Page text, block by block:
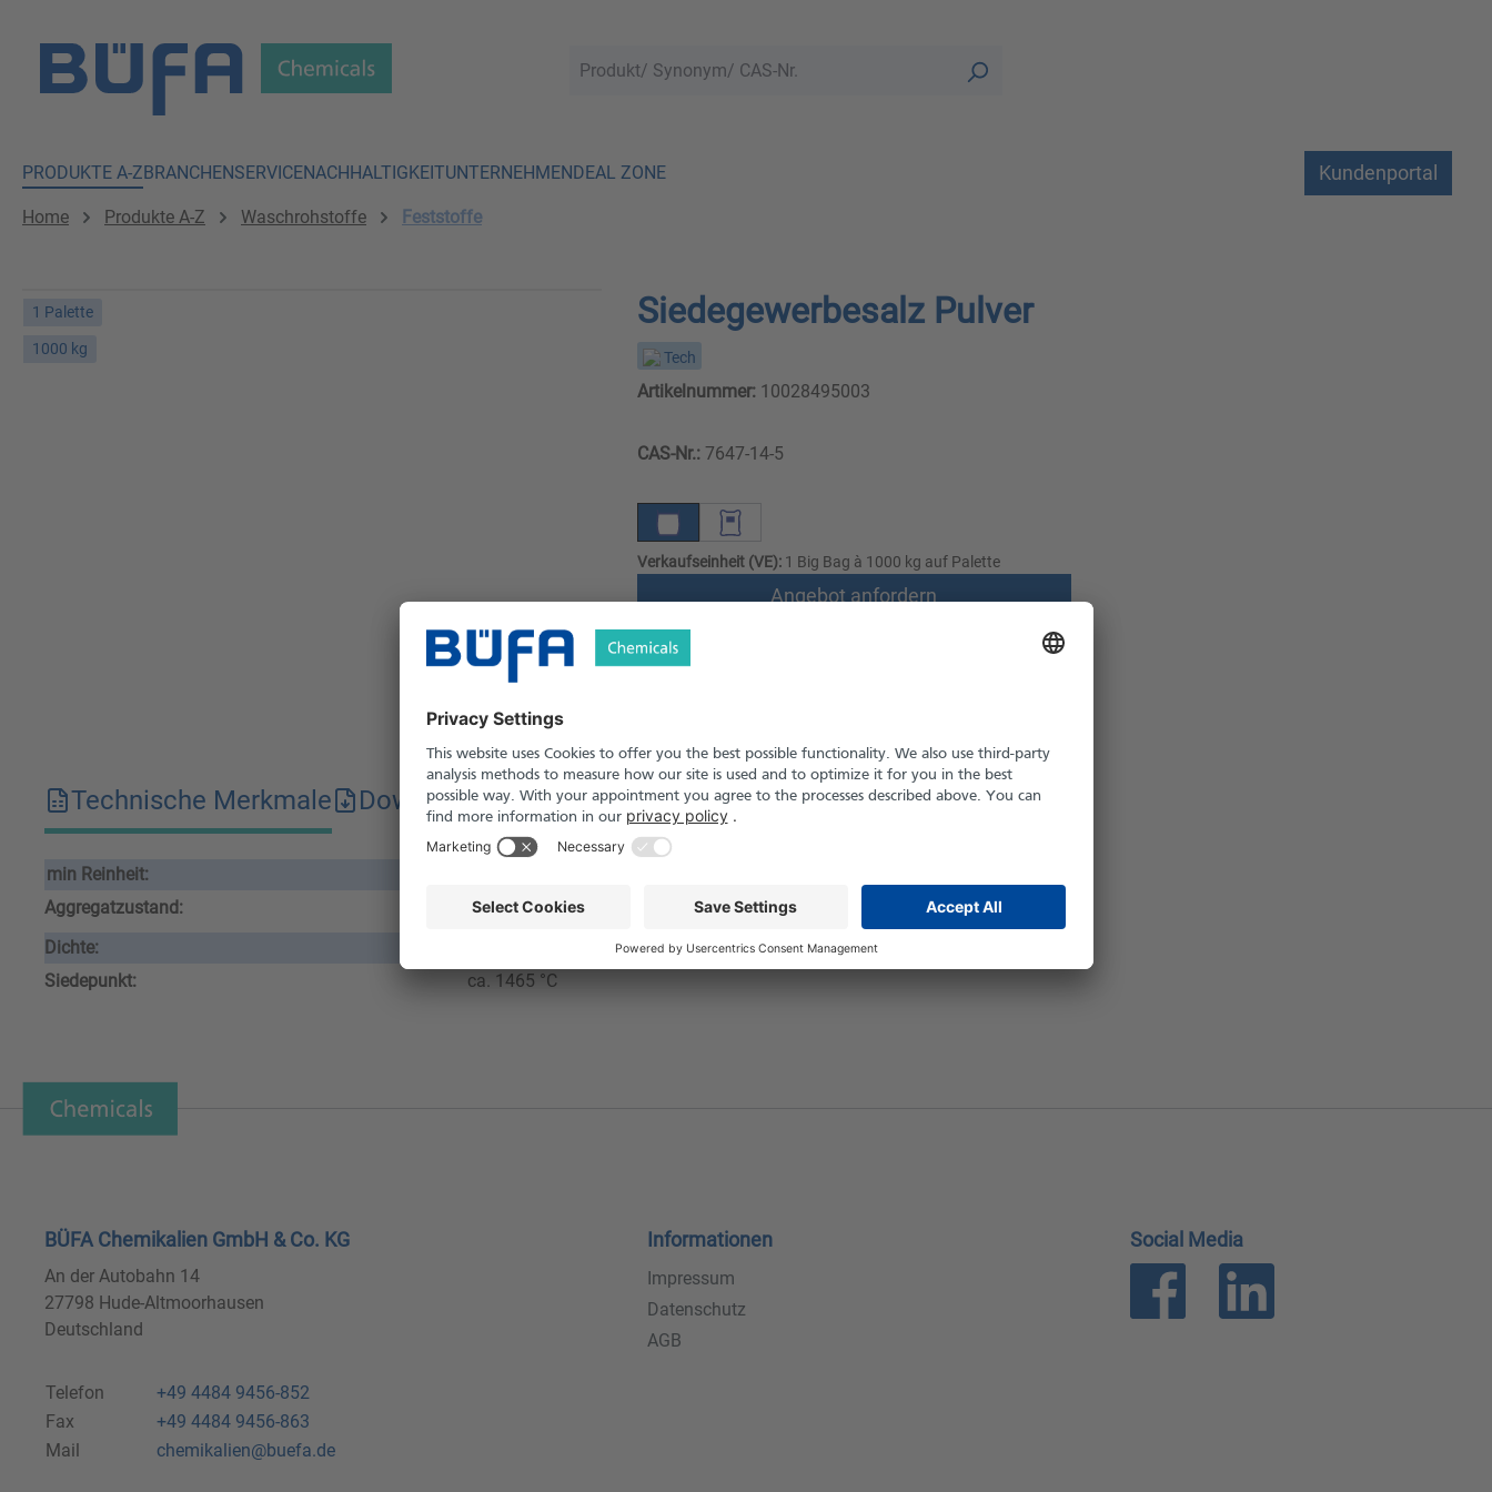
PRODUKTE A-ZBRANCHENSERVICENACHHALTIGKEITUNTERNEHMENDEAL ZONE Kundenportal
Home Produkte A-Z Waschrohstoffe Feststoffe
1 Palette
1000 kg
Siedegewerbesalz Pulver
Tech
Artikelnummer:10028495003
CAS-Nr.:7647-14-5
Verkaufseinheit (VE):1 Big Bag à 1000 kg auf Palette
Angebot anfordern
Versand nach Österreich und die Schweiz möglich
Technische Merkmale Downloads Sicherheitshinweise
min Reinheit:
Aggregatzustand:
fester Stoff
Dichte:
Siedepunkt:
ca. 1465 °C
BÜFA Chemikalien GmbH & Co. KG
An der Autobahn 14
27798 Hude-Altmoorhausen
Deutschland
Telefon
+49 4484 9456-852
Fax
+49 4484 9456-863
Mail
chemikalien@buefa.de
Informationen
Impressum
Datenschutz
AGB
Social Media